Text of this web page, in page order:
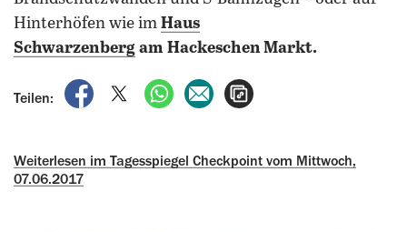
Hinterhöfen wie im Haus
Schwarzenberg am Hackeschen Markt.
Teilen:
auf Facebook teilen
auf X teilenper WhatsApp teilen
per E-Mail teilen
Weiterlesen im Tagesspiegel Checkpoint vom Mittwoch,
07.06.2017